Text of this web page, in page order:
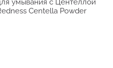
умывания с Центеллой
Centella Powder